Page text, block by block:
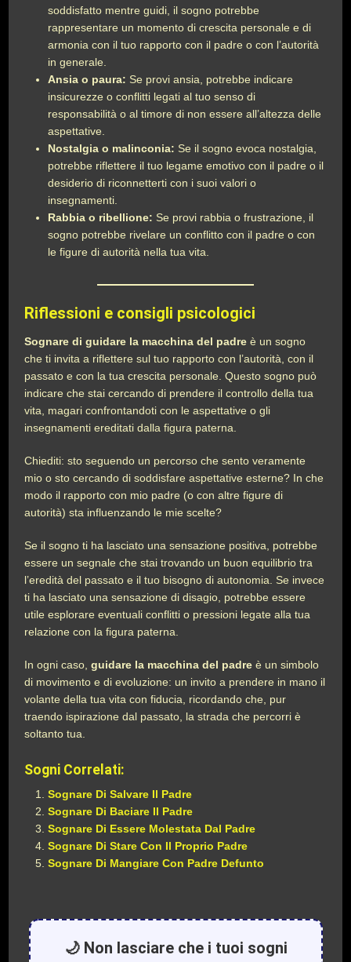
soddisfatto mentre guidi, il sogno potrebbe
rappresentare un momento di crescita personale e di
armonia con il tuo rapporto con il padre o con l’autorità
in generale.
Ansia o paura: Se provi ansia, potrebbe indicare
insicurezze o conflitti legati al tuo senso di
responsabilità o al timore di non essere all’altezza delle
aspettative.
Nostalgia o malinconia: Se il sogno evoca nostalgia,
potrebbe riflettere il tuo legame emotivo con il padre o il
desiderio di riconnetterti con i suoi valori o
insegnamenti.
Rabbia o ribellione: Se provi rabbia o frustrazione, il
sogno potrebbe rivelare un conflitto con il padre o con
le figure di autorità nella tua vita.
Riflessioni e consigli psicologici
Sognare di guidare la macchina del padre è un sogno
che ti invita a riflettere sul tuo rapporto con l’autorità, con il
passato e con la tua crescita personale. Questo sogno può
indicare che stai cercando di prendere il controllo della tua
vita, magari confrontandoti con le aspettative o gli
insegnamenti ereditati dalla figura paterna.
Chiediti: sto seguendo un percorso che sento veramente
mio o sto cercando di soddisfare aspettative esterne? In che
modo il rapporto con mio padre (o con altre figure di
autorità) sta influenzando le mie scelte?
Se il sogno ti ha lasciato una sensazione positiva, potrebbe
essere un segnale che stai trovando un buon equilibrio tra
l’eredità del passato e il tuo bisogno di autonomia. Se invece
ti ha lasciato una sensazione di disagio, potrebbe essere
utile esplorare eventuali conflitti o pressioni legate alla tua
relazione con la figura paterna.
In ogni caso,guidare la macchina del padre è un simbolo
di movimento e di evoluzione: un invito a prendere in mano il
volante della tua vita con fiducia, ricordando che, pur
traendo ispirazione dal passato, la strada che percorri è
soltanto tua.
Sogni Correlati:
Sognare Di Salvare Il Padre
Sognare Di Baciare Il Padre
Sognare Di Essere Molestata Dal Padre
Sognare Di Stare Con Il Proprio Padre
Sognare Di Mangiare Con Padre Defunto
🌙 Non lasciare che i tuoi sogni